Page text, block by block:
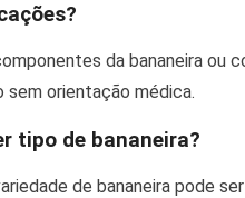
da bananeira ou
orientação médica.
tipo de bananeira?
de bananeira pode